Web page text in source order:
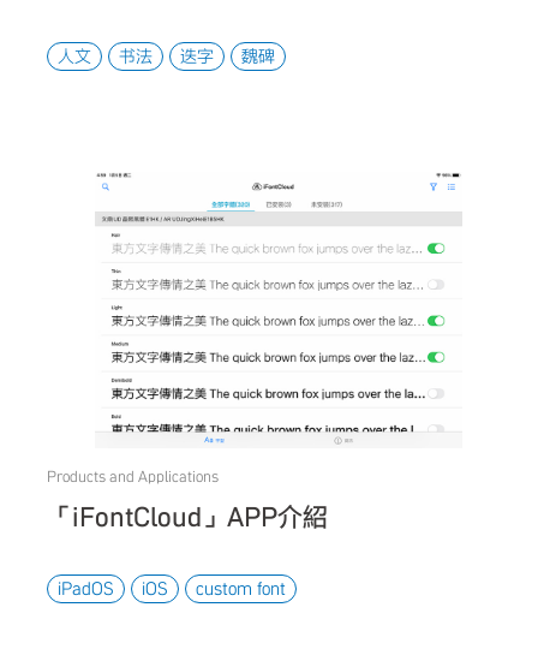
人文 书法 迭字 魏碑
Products and Applications
「iFontCloud」APP介紹
iPadOS iOS custom font